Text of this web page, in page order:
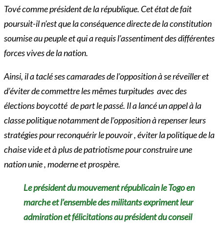
Tové comme président de la république. Cet état de fait
poursuit-il n’est que la conséquence directe de la constitution
soumise au peuple et qui a requis l’assentiment des différentes
forces vives de la nation.
Ainsi, il a taclé ses camarades de l’opposition à se réveiller et
d’éviter de commettre les mêmes turpitudes avec des
élections boycotté de part le passé. Il a lancé un appel à la
classe politique notamment de l’opposition à repenser leurs
stratégies pour reconquérir le pouvoir , éviter la politique de la
chaise vide et à plus de patriotisme pour construire une
nation unie , moderne et prospère.
Le président du mouvement républicain le Togo en
marche et l’ensemble des militants expriment leur
admiration et félicitations au président du conseil